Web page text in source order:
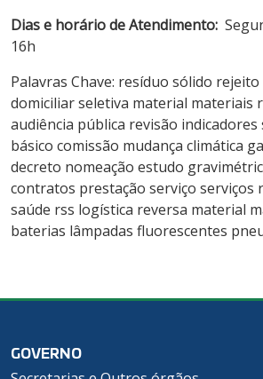
Dias e horário de Atendimento:
16h
Palavras Chave: resíduo sólido
domiciliar seletiva material materiais
audiência pública revisão
básico comissão mudança climática
decreto nomeação estudo
contratos prestação serviço serviços
saúde rss logística reversa material
baterias lâmpadas fluorescentes
GOVERNO